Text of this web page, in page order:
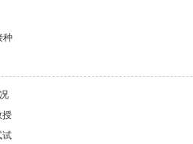
种
授
试